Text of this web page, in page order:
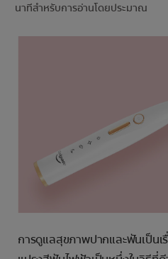
นาทีสำหรับการอ่านโดยประมาณ
การดูแลสุขภาพปากและฟันเป็น